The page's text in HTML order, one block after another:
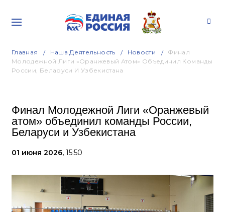
Главная Наша Деятельность Новости
Финал
Молодежной Лиги «Оранжевый Атом» Объединил Команды
России, Беларуси И Узбекистана
Финал Молодежной Лиги «Оранжевый
атом» объединил команды России,
Беларуси и Узбекистана
01 июня 2026, 15:50